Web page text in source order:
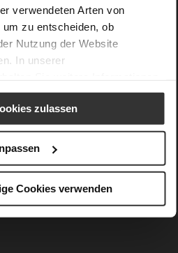
verwendeten Arten von
zu entscheiden, ob
Nutzung der Website
In unserer
zulassen
Cookies verwenden
Gummisohle
Plateau
Metallicfolie, edles,
in matter Optik